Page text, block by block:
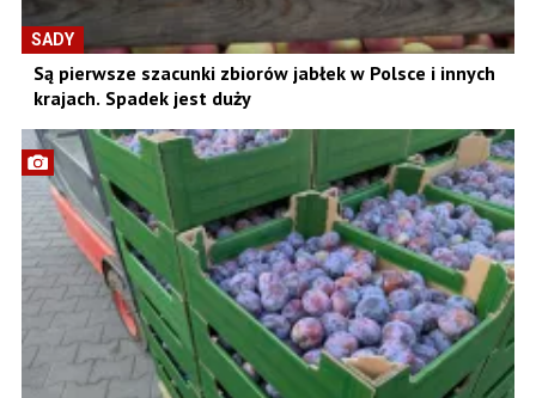
SADY
Są pierwsze szacunki zbiorów jabłek w Polsce i innych
krajach. Spadek jest duży